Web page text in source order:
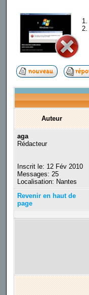
Auteur
aga
Rédacteur
Inscrit le: 12 Fév 2010
Messages: 25
Localisation: Nantes
Revenir en haut de
page